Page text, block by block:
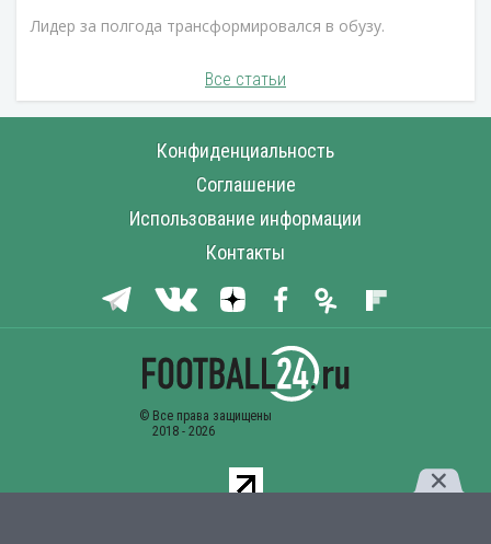
Лидер за полгода трансформировался в обузу.
Все статьи
Конфиденциальность
Соглашение
Использование информации
Контакты